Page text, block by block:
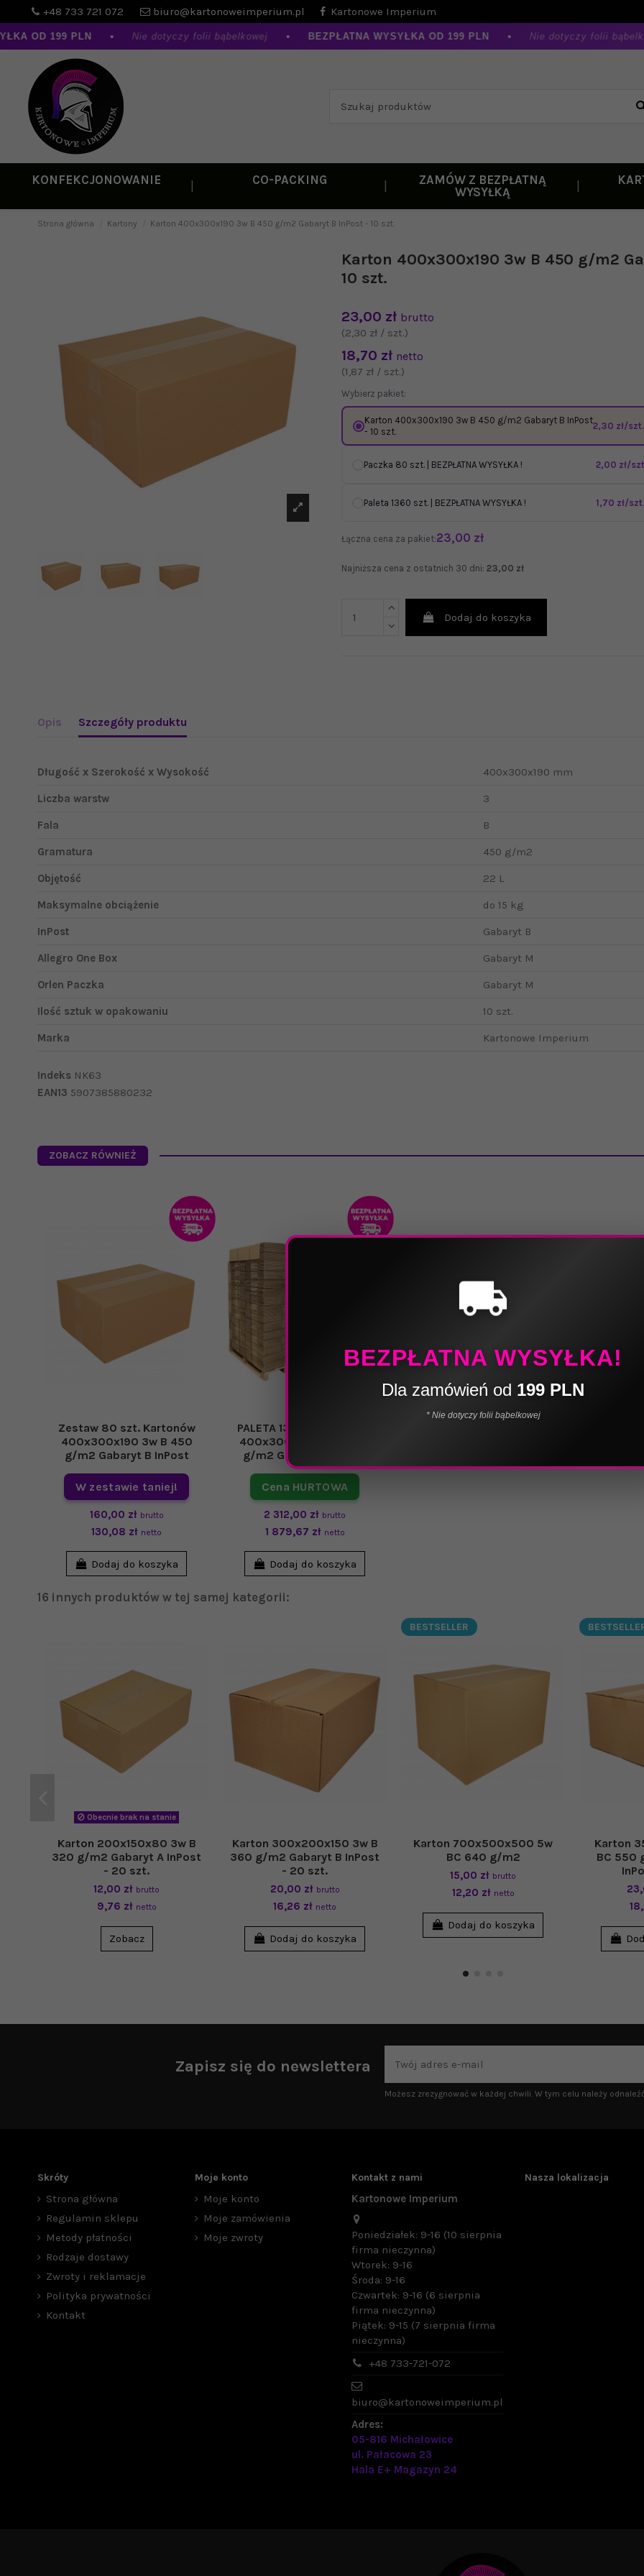
+48 733 721 072 biuro@kartonoweimperium.pl Kartonowe Imperium
OD 199 PLN Nie dotyczy folii bąbelkowej BEZPŁATNA WYSYŁKA OD 199 PLN Nie dotyczy folii
KONFEKCJONOWANIE CO-PACKING
ZAMÓW Z BEZPŁATNĄ
WYSYŁKĄ
local_shipping
BEZPŁATNA WYSYŁKA!
Dla zamówień od 199 PLN
* Nie dotyczy folii bąbelkowej
Strona główna Kartony Karton 400x300x190 3w B 450 g/m2 Gabaryt B InPost - 10 szt.
Karton 400x300x190 3w B 450 g/m2
10 szt.
23,00 zł brutto
(2,30 zł / szt.)
18,70 zł netto
(1,87 zł / szt.)
Wybierz pakiet:
Karton 400x300x190 3w B 450 g/m2 Gabaryt B InPost
- 10 szt.
2,30 zł/szt.
Paczka 80 szt. | BEZPŁATNA WYSYŁKA ! 2,00 zł/
Paleta 1360 szt. | BEZPŁATNA WYSYŁKA ! 1,70 zł/
Łączna cena za pakiet:23,00 zł
Najniższa cena z ostatnich 30 dni:23,00 zł
Dodaj do koszyka
Opis Szczegóły produktu
Długość x Szerokość x Wysokość 400x300x190 mm
Liczba warstw 3
Fala B
Gramatura 450 g/m2
Objętość 22 L
Maksymalne obciążenie do 15 kg
InPost Gabaryt B
Allegro One Box Gabaryt M
Orlen Paczka Gabaryt M
Ilość sztuk w opakowaniu 10 szt.
Marka Kartonowe Imperium
Indeks NK63
EAN13 5907385880232
ZOBACZ RÓWNIEŻ
Zestaw 80 szt. Kartonów
400x300x190 3w B 450
g/m2 Gabaryt B InPost
W zestawie taniej!
160,00 zł brutto
130,08 zł netto
Dodaj do koszyka
PALETA 1360 szt. Kartony
400x300x190 3w B 450
g/m2 Gabaryt B InPost
Cena HURTOWA
2 312,00 zł brutto
1 879,67 zł netto
Dodaj do koszyka
16 innych produktów w tej samej kategorii:
Obecnie brak na stanie
Karton 200x150x80 3w B
320 g/m2 Gabaryt A InPost
- 20 szt.
12,00 zł brutto
9,76 zł netto
Zobacz
Karton 300x200x150 3w B
360 g/m2 Gabaryt B InPost
- 20 szt.
20,00 zł brutto
16,26 zł netto
Dodaj do koszyka
BESTSELLER
Karton 700x500x500 5w
BC 640 g/m2
15,00 zł brutto
12,20 zł netto
Dodaj do koszyka
Karton
BC 550
Zapisz się do newslettera
Możesz zrezygnować w każdej chwili. W tym celu należy
Skróty
Strona główna
Regulamin sklepu
Metody płatności
Rodzaje dostawy
Zwroty i reklamacje
Polityka prywatności
Kontakt
Moje konto
Moje konto
Moje zamówienia
Moje zwroty
Kontakt z nami
Kartonowe Imperium
Poniedziałek: 9-16 (10 sierpnia
firma nieczynna)
Wtorek: 9-16
Środa: 9-16
Czwartek: 9-16 (6 sierpnia
firma nieczynna)
Piątek: 9-15 (7 sierpnia firma
nieczynna)
+48 733-721-072
biuro@kartonoweimperium.pl
Adres:
05-816 Michałowice
ul. Pałacowa 23
Hala E+ Magazyn 24
Nasza lokalizacja